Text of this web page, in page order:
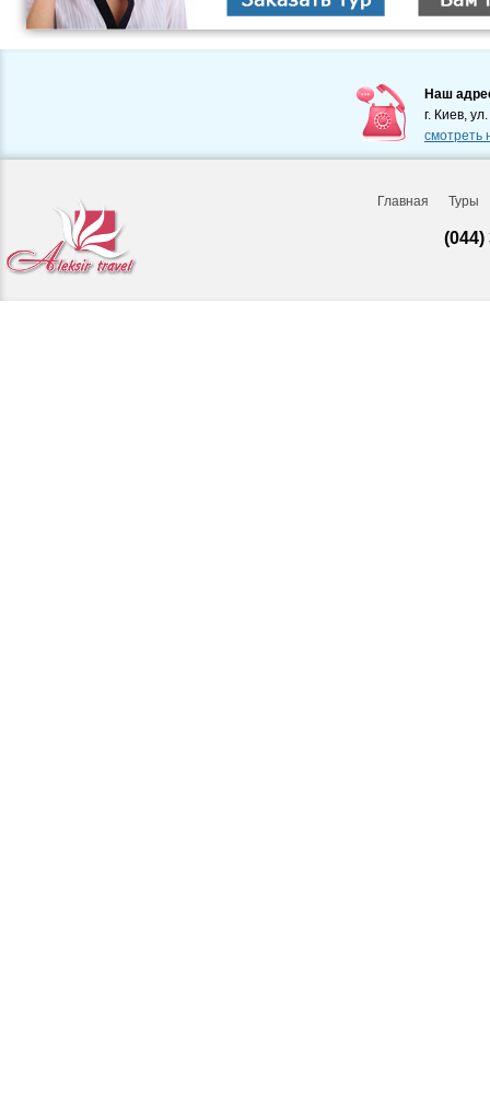
Наш
г. Киев,
смотреть
Главная Туры
(044)